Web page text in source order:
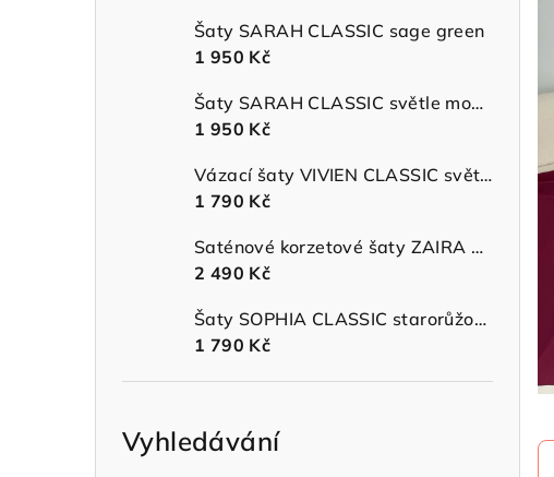
Šaty SARAH CLASSIC sage green
1 950 Kč
Šaty SARAH CLASSIC světle modré
1 950 Kč
Vázací šaty VIVIEN CLASSIC světle růžové
1 790 Kč
Saténové korzetové šaty ZAIRA MIDI s ramínky sage green
2 490 Kč
Šaty SOPHIA CLASSIC starorůžové
1 790 Kč
Vyhledávání